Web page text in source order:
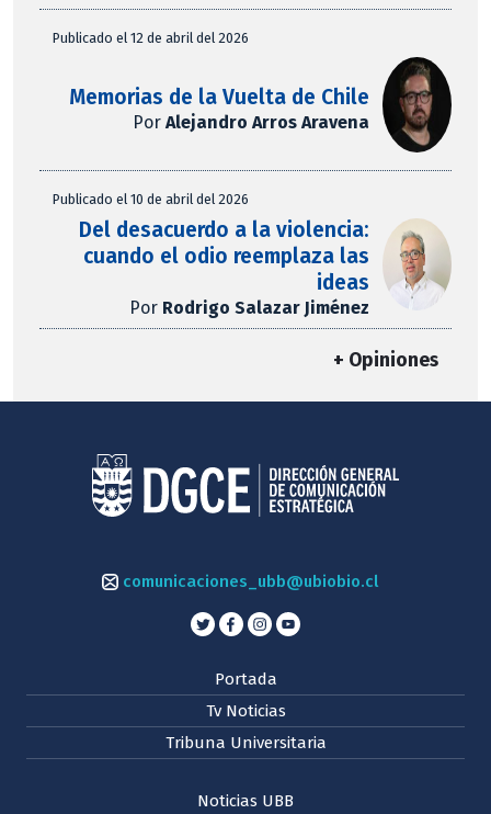
Publicado el 12 de abril del 2026
Memorias de la Vuelta de Chile
PorAlejandro Arros Aravena
Publicado el 10 de abril del 2026
Del desacuerdo a la violencia:
cuando el odio reemplaza las
ideas
Por Rodrigo Salazar Jiménez
+ Opiniones
comunicaciones_ubb@ubiobio.cl
Portada
Tv Noticias
Tribuna Universitaria
Noticias UBB